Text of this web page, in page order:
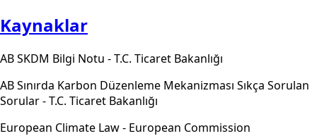
Kaynaklar
AB SKDM Bilgi Notu - T.C. Ticaret Bakanlığı
AB Sınırda Karbon Düzenleme Mekanizması Sıkça Sorulan
Sorular - T.C. Ticaret Bakanlığı
European Climate Law - European Commission